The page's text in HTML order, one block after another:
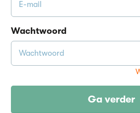
Wachtwoord
Ga verder